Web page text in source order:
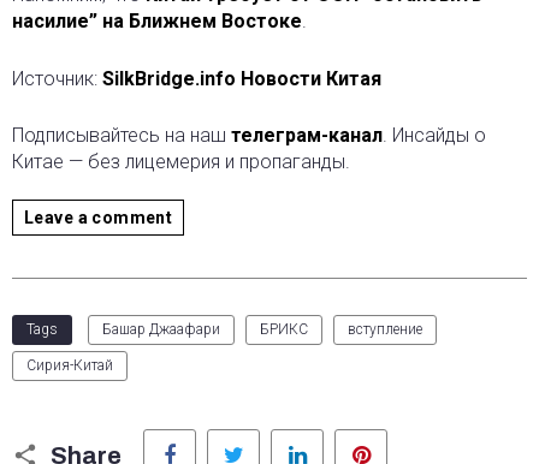
насилие” на Ближнем Востоке.
Источник: SilkBridge.info Новости Китая
Подписывайтесь на наш телеграм-канал. Инсайды о
Китае — без лицемерия и пропаганды.
Leave a comment
Tags Башар Джаафари БРИКС вступление
Сирия-Китай
Share
Facebook Twitter LinkedIn